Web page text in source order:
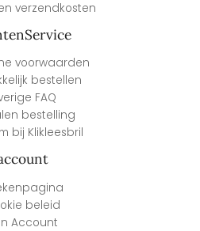
verzendkosten
voorwaarden
bestellen
FAQ
bestelling
bij Klikleesbril
beleid
Account